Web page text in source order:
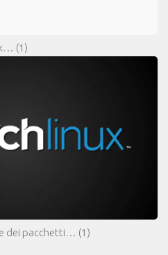
(1)
dei pacchetti… (1)